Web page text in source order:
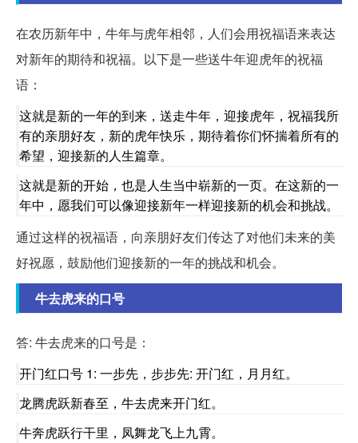
在农历新年中，牛年与虎年相邻，人们会用祝福语来表达
对新年的期待和祝福。以下是一些送牛年迎虎年的祝福
语：
这就是新的一年的到来，送走牛年，迎接虎年，祝福我所
有的亲朋好友，新的虎年快乐，期待着你们怀揣着所有的
希望，迎接新的人生篇章。
这就是新的开始，也是人生当中崭新的一页。在这新的一
年中，愿我们可以像迎接新年一样迎接新的机会和挑战。
通过这样的祝福语，向亲朋好友们传达了对他们未来的美
好祝愿，鼓励他们迎接新的一年的挑战和机会。
牛去虎来的口号
答: 牛去虎来的口号是：
开门红口号 1: 一步先，步步先: 开门红，月月红。
龙腾虎跃新春至，牛去虎来开门红。
牛奔虎跃行干里，凤舞龙飞上九霄。